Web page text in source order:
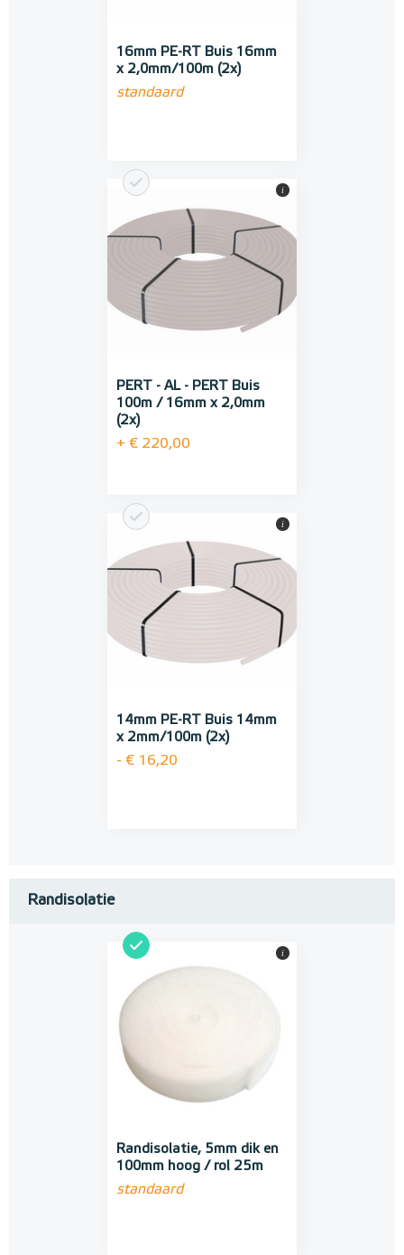
16mm PE-RT Buis 16mm
x 2,0mm/100m (2x)
standaard
PERT - AL - PERT Buis
100m / 16mm x 2,0mm
(2x)
+ € 220,00
i
14mm PE-RT Buis 14mm
x 2mm/100m (2x)
- € 16,20
i
Randisolatie
Randisolatie, 5mm dik en
100mm hoog / rol 25m
standaard
i